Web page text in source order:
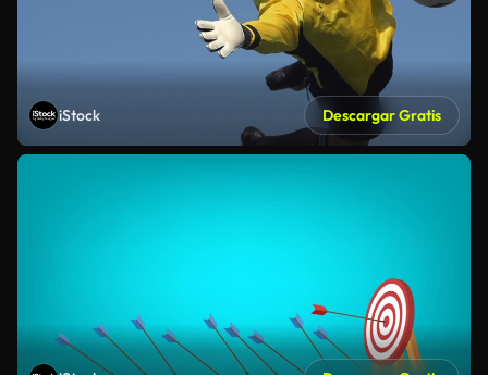
iStock Descargar Gratis